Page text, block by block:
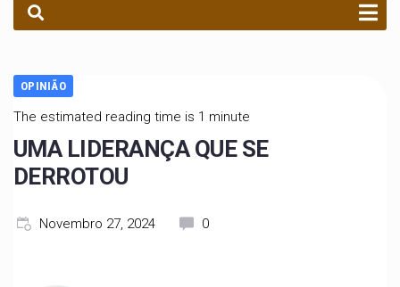
OPINIÃO
The estimated reading time is 1 minute
UMA LIDERANÇA QUE SE
DERROTOU
Novembro 27, 2024 0